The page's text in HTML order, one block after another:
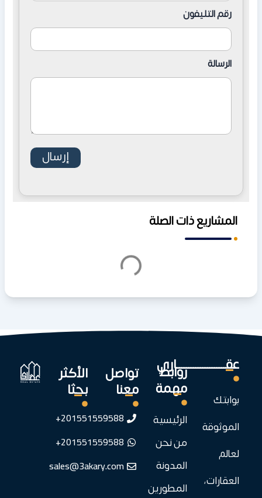
رقم التليفون
الرسالة
المشاريع ذات الصلة
عقـــــــــــــــــــــاري
بوابتك
الموثوقة
لعالم
العقارات،
روابط
مهمة
الرئيسية
من نحن
المدونة
المطورين
تواصل
معنا
201551559588+
201551559588+
sales@3akary.com
الأكثر
بحثا